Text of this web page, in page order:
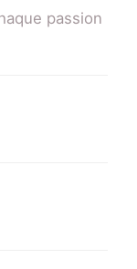
passion